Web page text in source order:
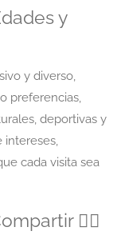
y
y diverso,
preferencias,
deportivas y
intereses,
cada visita sea
🚵‍♀️